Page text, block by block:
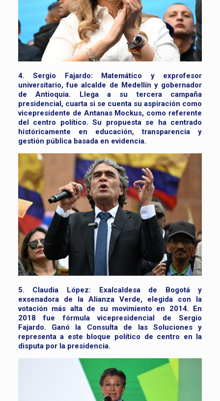
4. Sergio Fajardo: Matemático y exprofesor
universitario, fue alcalde de Medellín y gobernador
de Antioquia. Llega a su tercera campaña
presidencial, cuarta si se cuenta su aspiración como
vicepresidente de Antanas Mockus, como referente
del centro político. Su propuesta se ha centrado
históricamente en educación, transparencia y
gestión pública basada en evidencia.
5. Claudia López: Exalcaldesa de Bogotá y
exsenadora de la Alianza Verde, elegida con la
votación más alta de su movimiento en 2014. En
2018 fue fórmula vicepresidencial de Sergio
Fajardo. Ganó la Consulta de las Soluciones y
representa a este bloque político de centro en la
disputa por la presidencia.